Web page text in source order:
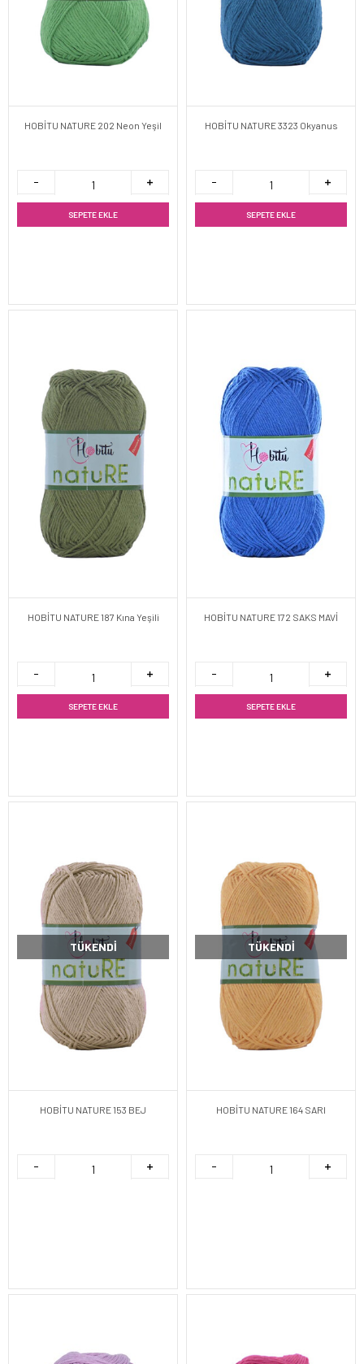
HOBİTU NATURE 202 Neon Yeşil
SEPETE EKLE
HOBİTU NATURE 3323 Okyanus
SEPETE EKLE
HOBİTU NATURE 187 Kına Yeşili
SEPETE EKLE
HOBİTU NATURE 172 SAKS MAVİ
SEPETE EKLE
TÜKENDI
HOBİTU NATURE 153 BEJ
TÜKENDI
HOBİTU NATURE 164 SARI